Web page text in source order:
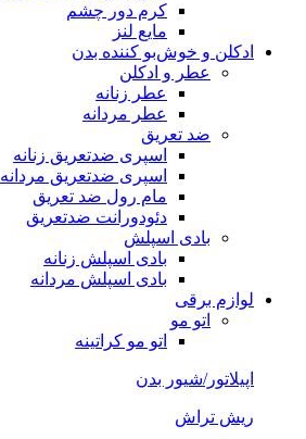
کرم دور چشم
مایع لنز
ادکلن و خوش‌بو کننده بدن
عطر و ادکلن
عطر زنانه
عطر مردانه
ضد تعریق
اسپری ضدتعریق زنانه
اسپری ضدتعریق مردانه
مام رول ضد تعریق
دئودورانت ضدتعریق
بادی اسپلش
بادی اسپلش زنانه
بادی اسپلش مردانه
لوازم برقی
اتو مو
اتو مو کراتینه
اپیلاتور/شیور بدن
ریش تراش